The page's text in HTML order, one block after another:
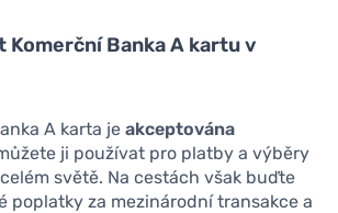
Komerční Banka A kartu v
A karta je akceptována
ji používat pro platby a výběry
světě. Na cestách však buďte
poplatky za mezinárodní transakce a